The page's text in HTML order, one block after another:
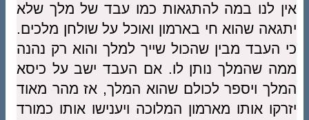
אין לנו במה להתגאות כמו עבד של מלך שלא
יתגאה שהוא חי בארמון ואוכל על שולחן מלכים.
כי העבד מבין שהכול שייך למלך והוא רק נהנה
ממה שהמלך נותן לו. אם העבד ישב על כיסא
המלך ויספר לכולם שהוא המלך, אז מהר מאוד
יזרקו אותו מארמון המלוכה ויענישו אותו כמורד